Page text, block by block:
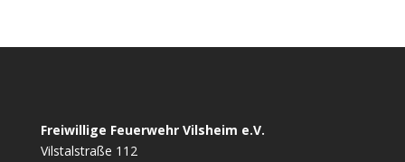
Freiwillige Feuerwehr Vilsheim e.V.
Vilstalstraße 112